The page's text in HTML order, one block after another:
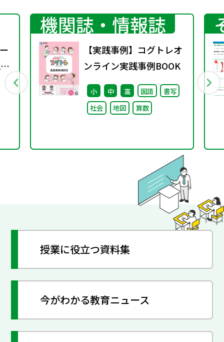
機関誌・情報誌
【実践事例】コグトレオ
ンライン実践事例BOOK
小 中 高 国語
書写
社会
地図 算数
授業に役立つ資料集
今がわかる教育ニュース